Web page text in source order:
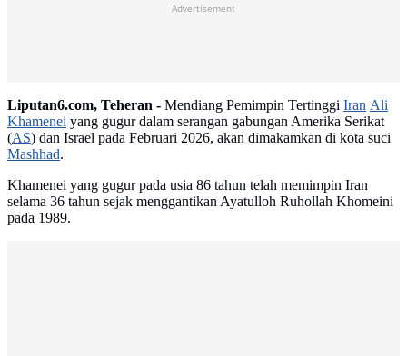
Advertisement
Liputan6.com, Teheran - Mendiang Pemimpin Tertinggi Iran Ali
Khamenei yang gugur dalam serangan gabungan Amerika Serikat
(AS) dan Israel pada Februari 2026, akan dimakamkan di kota suci
Mashhad.
Khamenei yang gugur pada usia 86 tahun telah memimpin Iran
selama 36 tahun sejak menggantikan Ayatulloh Ruhollah Khomeini
pada 1989.